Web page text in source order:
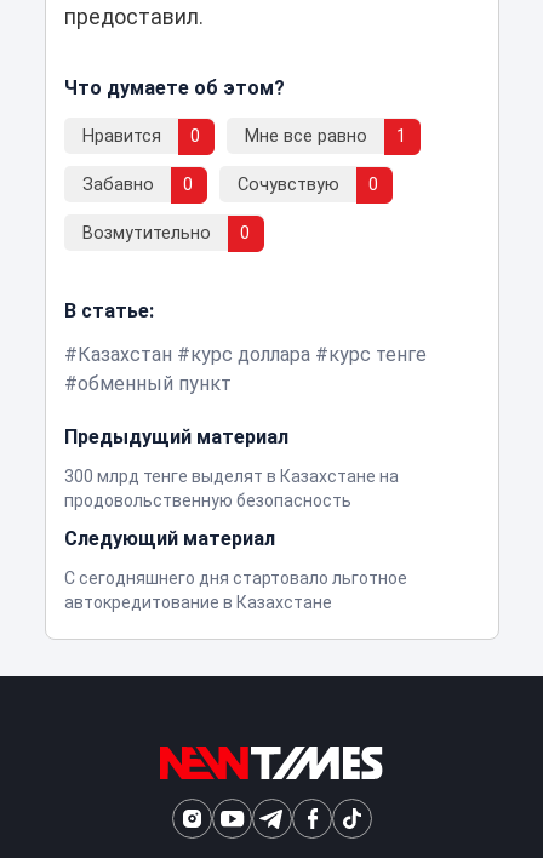
предоставил.
Что думаете об этом?
Нравится 0 Мне все равно 1
Забавно 0 Сочувствую 0
Возмутительно 0
В статье:
Казахстан
курс доллара
курс тенге
обменный пункт
Предыдущий материал
300 млрд тенге выделят в Казахстане на
продовольственную безопасность
Следующий материал
С сегодняшнего дня стартовало льготное
автокредитование в Казахстане